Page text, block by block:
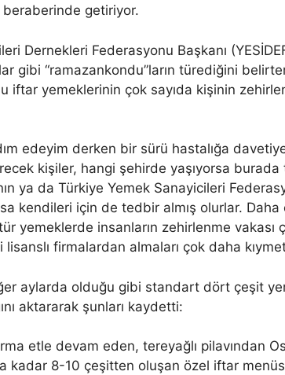
getiriyor.
Dernekleri Federasyonu Başkanı
gibi “ramazankondu”ların türediğini
iftar yemeklerinin çok sayıda kişinin
edeyim derken bir sürü hastalığa
kişiler, hangi şehirde yaşıyorsa burada
ya da Türkiye Yemek Sanayicileri
kendileri için de tedbir almış olurlar.
yemeklerde insanların zehirlenme vakası
firmalardan almaları çok daha
aylarda olduğu gibi standart dört çeşit
aktararak şunları kaydetti:
etle devam eden, tereyağlı pilavından
kadar 8-10 çeşitten oluşan özel iftar